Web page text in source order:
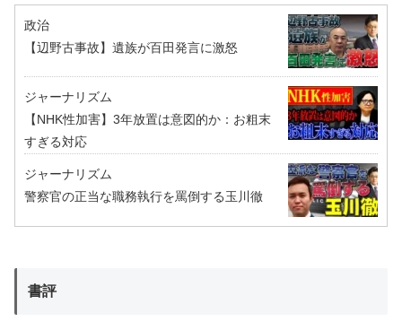
政治
【辺野古事故】遺族が百田発言に激怒
ジャーナリズム
【NHK性加害】3年放置は意図的か：お粗末
すぎる対応
ジャーナリズム
警察官の正当な職務執行を罵倒する玉川徹
書評